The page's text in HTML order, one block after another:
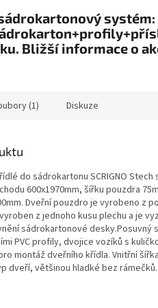
Bližší informace o
(1) Diskuze
do sádrokartonu SCRIGNO
600x1970mm, šířku pouzdra
Dveřní pouzdro je vyrobeno z
z jednoho kusu plechu a je
sádrokartonové desky.Posuvný
PVC profily, dvojice vozíků s
montáž dveřního křídla. Vnitřní
dveří, většinou hladké bez rámečků.